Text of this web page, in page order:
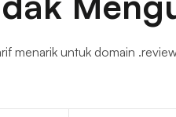
menarik untuk domain